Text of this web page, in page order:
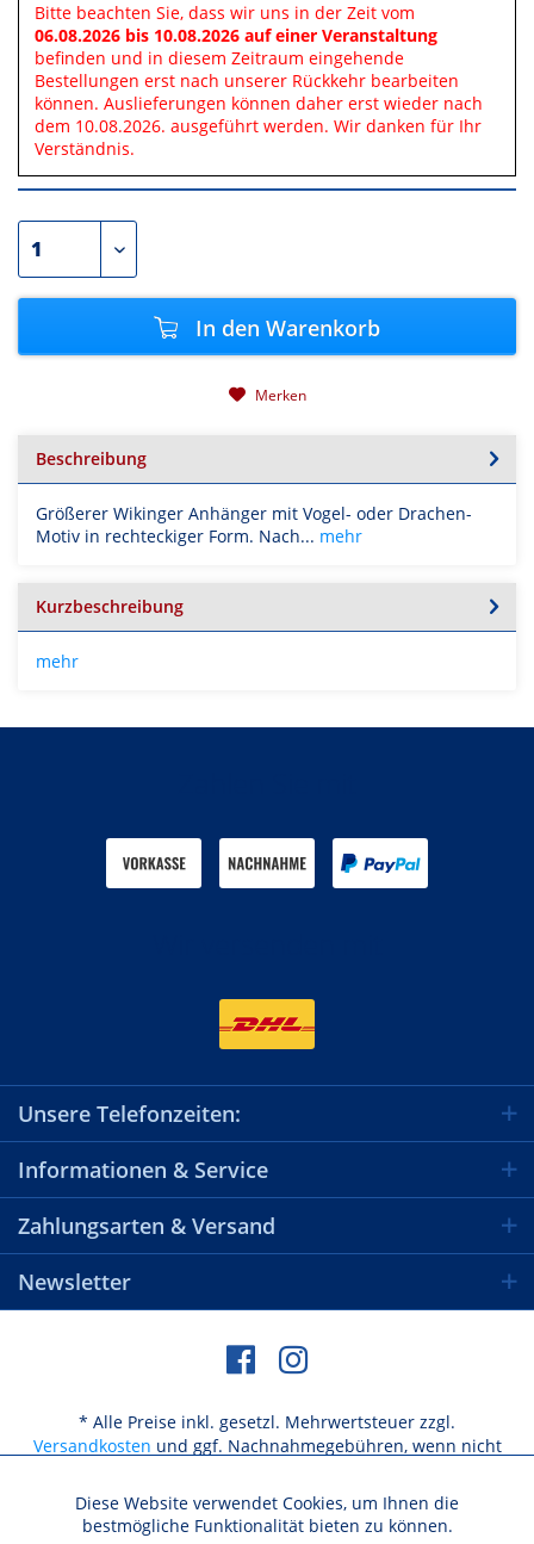
Bitte beachten Sie, dass wir uns in der Zeit vom
06.08.2026 bis 10.08.2026 auf einer Veranstaltung
befinden und in diesem Zeitraum eingehende
Bestellungen erst nach unserer Rückkehr bearbeiten
können. Auslieferungen können daher erst wieder nach
dem 10.08.2026. ausgeführt werden. Wir danken für Ihr
Verständnis.
In den Warenkorb
Merken
Beschreibung
Größerer Wikinger Anhänger mit Vogel- oder Drachen-
Motiv in rechteckiger Form. Nach... mehr
Kurzbeschreibung
mehr
Unsere Telefonzeiten:
Informationen & Service
Zahlungsarten & Versand
Newsletter
* Alle Preise inkl. gesetzl. Mehrwertsteuer zzgl.
Versandkosten und ggf. Nachnahmegebühren, wenn nicht
Funktionale
Aktiv
Diese Website verwendet Cookies, um Ihnen die
bestmögliche Funktionalität bieten zu können.